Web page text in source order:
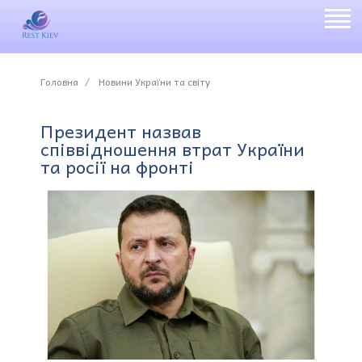
Головна Новини України та світу
Президент назвав
співвідношення втрат України
та росії на фронті